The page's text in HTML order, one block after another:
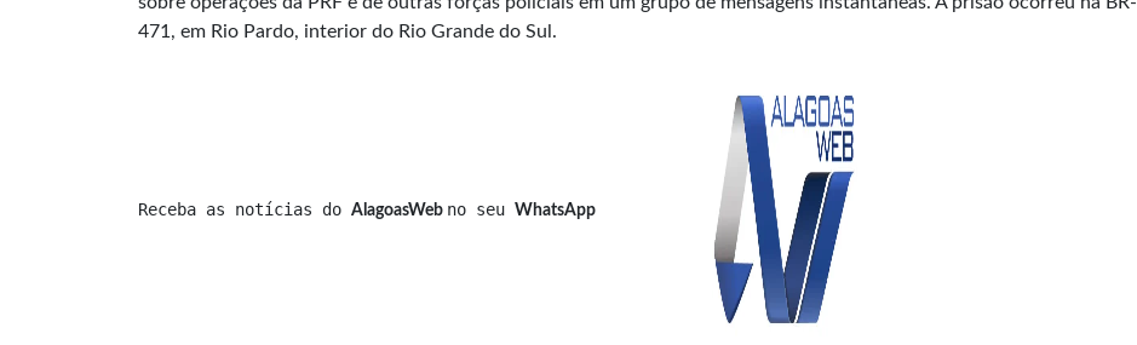
471, em Rio Pardo, interior do Rio Grande do Sul.
Receba as notícias do AlagoasWeb no seu WhatsApp